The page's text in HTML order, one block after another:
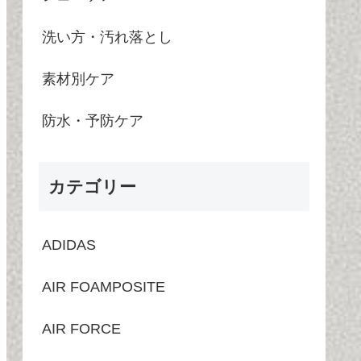
洗い方・汚れ落とし
素材別ケア
防水・予防ケア
カテゴリー
ADIDAS
AIR FOAMPOSITE
AIR FORCE